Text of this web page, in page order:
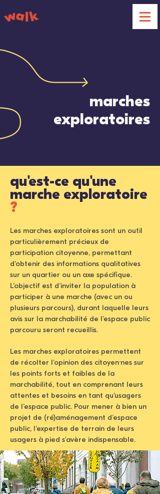
marches
exploratoires
qu'est-ce qu'une
marche exploratoire
?
Les marches exploratoires sont un outil
particulièrement précieux de
participation citoyenne, permettant
d’obtenir des informations qualitatives
sur un quartier ou un axe spécifique.
L’objectif est d’inviter la population à
participer à une marche (avec un ou
plusieurs parcours), durant laquelle leurs
avis sur la marchabilité de l’espace public
parcouru seront recueillis.
Les marches exploratoires permettent
de récolter l’opinion des citoyen·nes sur
les points forts et faibles de la
marchabilité, tout en comprenant leurs
attentes et besoins en tant qu’usagers
de l’espace public. Pour mener à bien un
projet de (ré)aménagement d’espace
public, l’expertise de terrain de leurs
usagers à pied s'avère indispensable.